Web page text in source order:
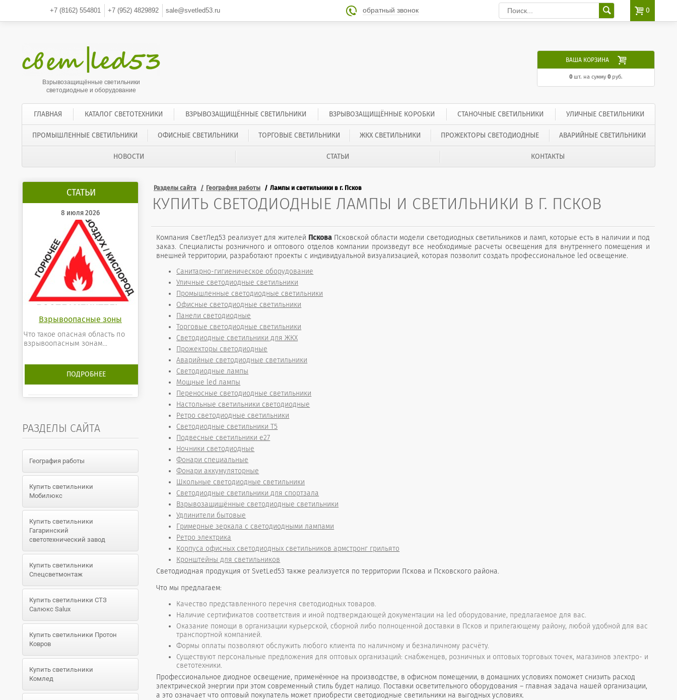
+7 (8162) 554801 +7 (952)4829892 sale@svetled53.ru  0
 обратный звонок
Взрывозащищённые светильники
светодиодные и оборудование
ВАША КОРЗИНА 
0шт. на сумму 0руб.
ГЛАВНАЯ КАТАЛОГ СВЕТОТЕХНИКИ ВЗРЫВОЗАЩИЩЁННЫЕ СВЕТИЛЬНИКИ ВЗРЫВОЗАЩИЩЁННЫЕ КОРОБКИ СТАНОЧНЫЕ СВЕТИЛЬНИКИ УЛИЧНЫЕ СВЕТИЛЬНИКИ
ПРОМЫШЛЕННЫЕ СВЕТИЛЬНИКИ ОФИСНЫЕ СВЕТИЛЬНИКИ ТОРГОВЫЕ СВЕТИЛЬНИКИ ЖКХ СВЕТИЛЬНИКИ ПРОЖЕКТОРЫ СВЕТОДИОДНЫЕ АВАРИЙНЫЕ СВЕТИЛЬНИКИ
НОВОСТИ СТАТЬИ КОНТАКТЫ
СТАТЬИ
8 июля 2026
Взрывоопасные зоны
Что такое опасная область по
взрывоопасным зонам...
ПОДРОБНЕЕ
РАЗДЕЛЫ САЙТА
География работы
Купить светильники
Мобилюкс
Купить светильники
Гагаринский
светотехнический завод
Купить светильники
Спецсветмонтаж
Купить светильники СТЗ
Салюкс Salux
Купить светильники Протон
Ковров
Купить светильники
Комлед
Разделы сайта География работы Лампы и светильники в г. Псков
КУПИТЬ СВЕТОДИОДНЫЕ ЛАМПЫ И СВЕТИЛЬНИКИ В Г. ПСКОВ
Компания СветЛед53 реализует для жителей Пскова Псковской области модели светодиодных светильников и ламп, которые есть в наличии и под
заказ. Специалисты розничного и оптового отделов компании произведут все необходимые расчеты освещения для внутреннего помещения и
внешней территории, разработают проекты с индивидуальной визуализацией, которая позволит создать профессиональное led освещение.
Санитарно-гигиеническое оборудование
Уличные светодиодные светильники
Промышленные светодиодные светильники
Офисные светодиодные светильники
Панели светодиодные
Торговые светодиодные светильники
Светодиодные светильники для ЖКХ
Прожекторы светодиодные
Аварийные светодиодные светильники
Светодиодные лампы
Мощные led лампы
Переносные светодиодные светильники
Настольные светильники светодиодные
Ретро светодиодные светильники
Светодиодные светильники T5
Подвесные светильники е27
Ночники светодиодные
Фонари специальные
Фонари аккумуляторные
Школьные светодиодные светильники
Светодиодные светильники для спортзала
Взрывозащищённые светодиодные светильники
Удлинители бытовые
Гримерные зеркала с светодиодными лампами
Ретро электрика
Корпуса офисных светодиодных светильников армстронг грильято
Кронштейны для светильников
Светодиодная продукция от SvetLed53 также реализуется по территории Пскова и Псковского района.
Что мы предлагаем:
Качество представленного перечня светодиодных товаров.
Наличие сертификатов соответствия и иной подтверждающей документации на led оборудование, предлагаемое для вас.
Оказание помощи в организации курьерской, сборной либо полноценной доставки в Псков и прилегающему району, любой удобной для вас
транспортной компанией.
Формы оплаты позволяют обслужить любого клиента по наличному и безналичному расчёту.
Существуют персональные предложения для оптовых организаций: снабженцев, розничных и оптовых торговых точек, магазинов электро- и
светотехники.
Профессиональное диодное освещение, применённое на производстве, в офисном помещении, в домашних условиях поможет снизить расход
электрической энергии при этом современный стиль будет налицо. Поставки осветительного оборудования – главная задача нашей организации,
а это означает что оптовый покупатель может приобрести светодиодные светильники на выгодных условиях.